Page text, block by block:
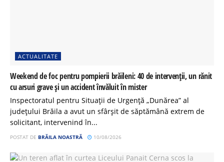
ACTUALITATE
Weekend de foc pentru pompierii brăileni: 40 de intervenții, un rănit
cu arsuri grave și un accident învăluit în mister
Inspectoratul pentru Situații de Urgență „Dunărea” al
județului Brăila a avut un sfârșit de săptămână extrem de
solicitant, intervenind în...
POSTAT DE BRĂILA NOASTRĂ 10/08/2026